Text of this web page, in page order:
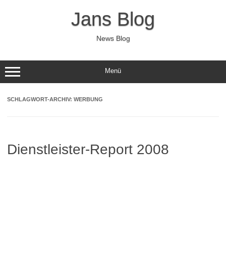
Jans Blog
News Blog
Menü
SCHLAGWORT-ARCHIV: WERBUNG
Dienstleister-Report 2008